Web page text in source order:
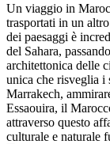
Un viaggio in
trasportati in un
dei paesaggi è
del Sahara,
architettonica delle
unica che risveglia i
Marrakech,
Essaouira, il
attraverso questo
culturale e naturale